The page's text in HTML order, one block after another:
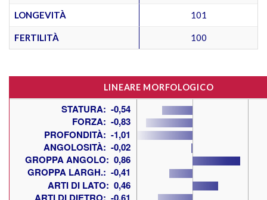
LONGEVITÀ 101
FERTILITÀ 100
LINEARE MORFOLOGICO